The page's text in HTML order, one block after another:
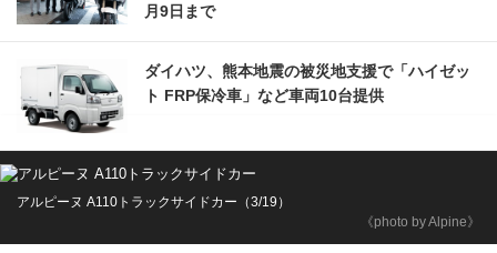
月9日まで
ダイハツ、熊本地震の被災地支援で「ハイゼッ
ト FRP保冷車」など車両10台提供
《photo by Alpine》
アルピーヌ A110トラックサイドカー（3/19）